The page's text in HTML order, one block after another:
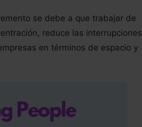
se debe a que trabajar de
reduce las interrupciones
en términos de espacio y